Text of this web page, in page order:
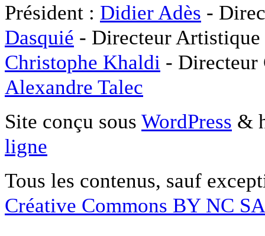
Président : Didier Adès -
Dasquié - Directeur
Christophe Khaldi -
Alexandre Talec
Site conçu sous WordPress &
ligne
Tous les contenus, sauf
Créative Commons BY NC SA